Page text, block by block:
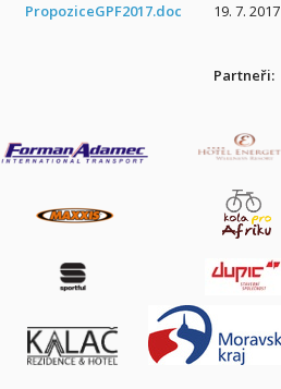
PropoziceGPF2017.doc
19. 7. 2017
Partneři: